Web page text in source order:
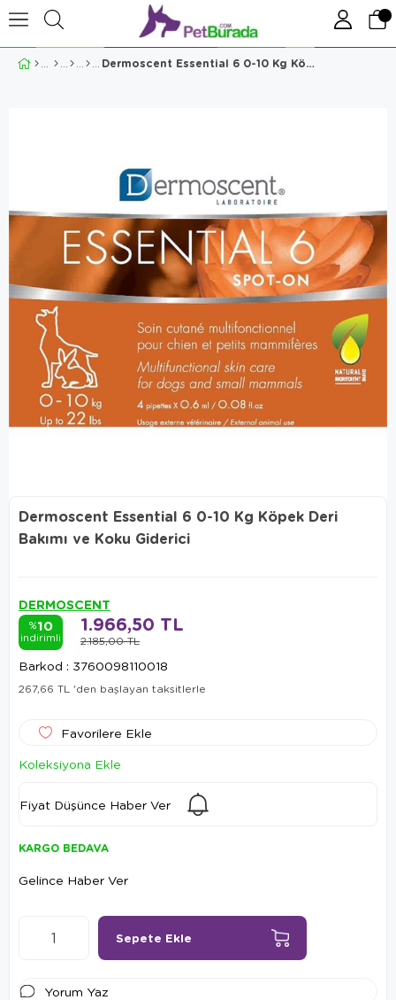
Dermoscent Essential 6 0-10 Kg Köpek Deri Bakımı ve Koku Giderici
Dermoscent Essential 6 0-10 Kg Köpek Deri
Bakımı ve Koku Giderici
DERMOSCENT
%10
indirimli 2.185,00 TL
1.966,50 TL
Barkod : 3760098110018
267,66 TL 'den başlayan taksitlerle
Favorilere Ekle
Koleksiyona Ekle
Fiyat Düşünce Haber Ver
KARGO BEDAVA
Gelince Haber Ver
Yorum Yaz